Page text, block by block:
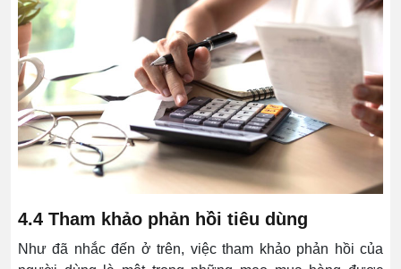
4.4 Tham khảo phản hồi tiêu dùng
Như đã nhắc đến ở trên, việc tham khảo phản hồi của